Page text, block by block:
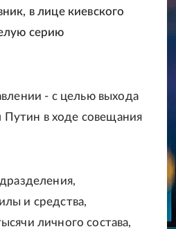
в лице киевского
серию
- с целью выхода
Путин в ходе совещания
и средства,
личного состава,